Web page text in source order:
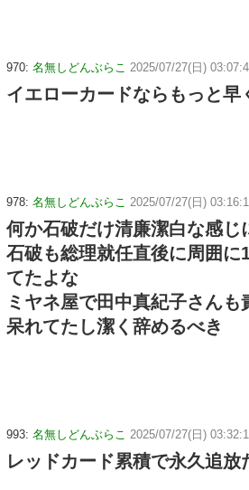
970: 名無しどんぶらこ 2025/07/27(日)
イエローカードならもっと早
978: 名無しどんぶらこ 2025/07/27(日)
何か石破だけ清廉潔白な感じ
石破も総理就任直後に周囲に
てたよな
ミヤネ屋で田中真紀子さんも
呆れてたし潔く辞めるべき
993: 名無しどんぶらこ 2025/07/27(日)
レッドカード累積で永久追放